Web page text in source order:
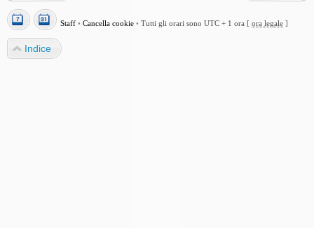
Staff • Cancella cookie • Tutti gli orari sono UTC + 1 ora [ ora legale ]
Indice